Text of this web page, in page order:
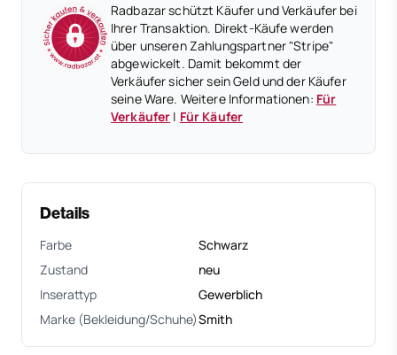
Radbazar schützt Käufer und Verkäufer bei
Ihrer Transaktion. Direkt-Käufe werden
über unseren Zahlungspartner "Stripe"
abgewickelt. Damit bekommt der
Verkäufer sicher sein Geld und der Käufer
seine Ware. Weitere Informationen: Für
Verkäufer | Für Käufer
Details
Farbe
Schwarz
Zustand
neu
Inserattyp
Gewerblich
Marke (Bekleidung/Schuhe)Smith